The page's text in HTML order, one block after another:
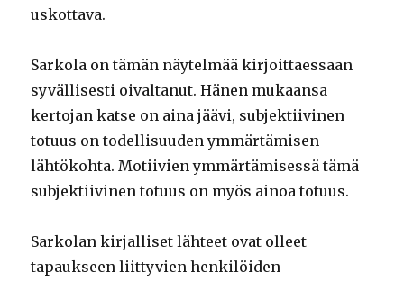
uskottava.
Sarkola on tämän näytelmää kirjoittaessaan
syvällisesti oivaltanut. Hänen mukaansa
kertojan katse on aina jäävi, subjektiivinen
totuus on todellisuuden ymmärtämisen
lähtökohta. Motiivien ymmärtämisessä tämä
subjektiivinen totuus on myös ainoa totuus.
Sarkolan kirjalliset lähteet ovat olleet
tapaukseen liittyvien henkilöiden